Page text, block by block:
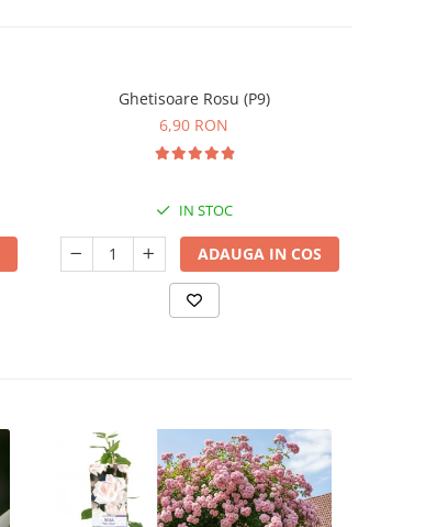
Ghetisoare Rosu (P9)
6,90 RON
IN STOC
ADAUGA IN COS